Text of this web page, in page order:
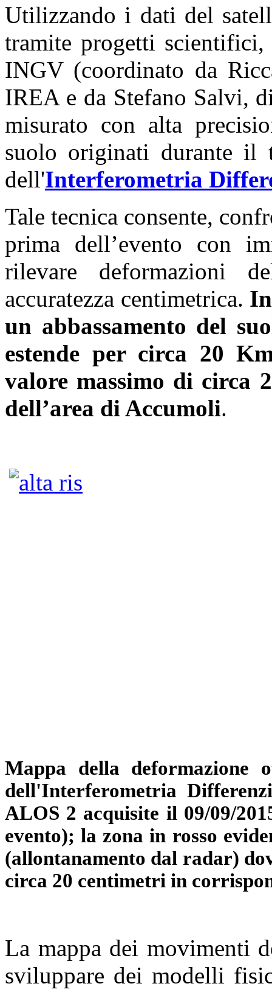
Utilizzando i dati del
tramite progetti
INGV (coordinato da
IREA e da Stefano Salvi,
misurato con alta
suolo originati durante il
dell'Interferometria
Tale tecnica consente,
prima dell’evento con
rilevare deformazioni
accuratezza centimetrica.
un abbassamento del
estende per circa 20
valore massimo di circa
dell’area di Accumoli.
Mappa della deformazione
dell'Interferometria
ALOS 2 acquisite il 09/09/
evento); la zona in rosso
(allontanamento dal radar)
circa 20 centimetri in
La mappa dei movimenti
sviluppare dei modelli